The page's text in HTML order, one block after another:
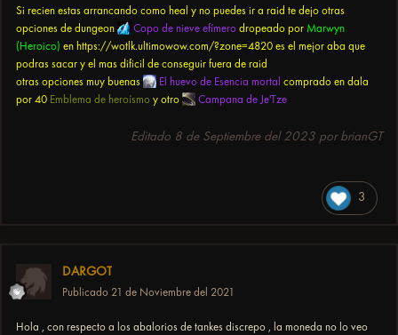
Si recien estas arrancando como heal y no puedes ir a raid te dejo otras
opciones de dungeon
Copo de nieve efímero dropeado por Marwyn
(Heroico) en https://wotlk.ultimowow.com/?zone=4820 es el mejor aba que
podras sacar y el mas dificil de conseguir fuera de raid
otras opciones muy buenas
El huevo de Esencia mortal comprado en dala
por 40 Emblema de heroísmo y otro Campana de Je'Tze
Editado 8 de Septiembre del 2023 por brianGT
3
DARGOT
Publicado 21 de Noviembre del 2021
Hola , con respecto a los abalorios de tankes discrepo , la moneda no lo veo